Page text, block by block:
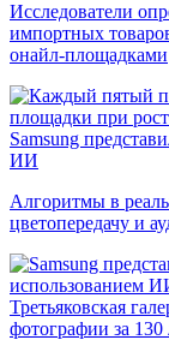
Исследователи
импортных
онайл-площадками
Samsung
ИИ
Алгоритмы в
цветопередачу и
Третьяковская
фотографии за 130